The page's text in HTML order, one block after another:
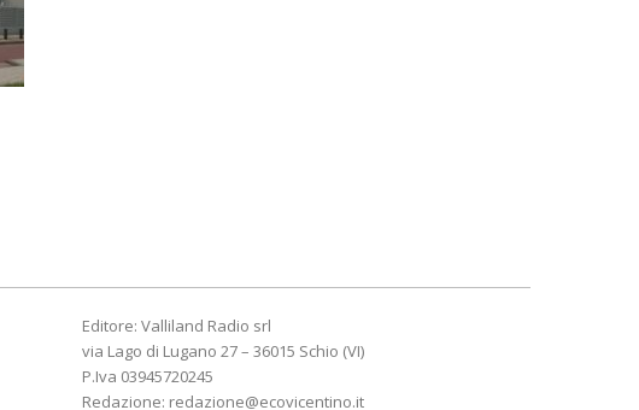
Editore: Valliland Radio srl
via Lago di Lugano 27 – 36015 Schio (VI)
P.Iva 03945720245
Redazione: redazione@ecovicentino.it